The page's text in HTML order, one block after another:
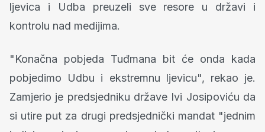
ljevica i Udba preuzeli sve resore u državi i
kontrolu nad medijima.
"Konačna pobjeda Tuđmana bit će onda kada
pobjedimo Udbu i ekstremnu ljevicu", rekao je.
Zamjerio je predsjedniku države Ivi Josipoviću da
si utire put za drugi predsjednički mandat "jednim